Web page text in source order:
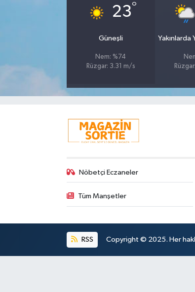
23°
Güneşli
Nem: %74
Rüzgar: 3.31 m/s
Yakınlarda
Nöbetçi Eczaneler
Tüm Manşetler
RSS Copyright © 2025. Her